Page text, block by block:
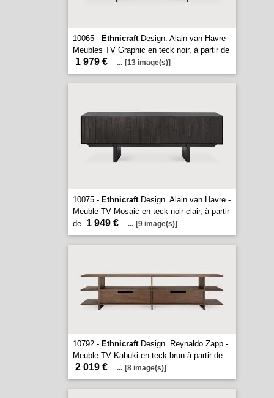
10065 - EthnicraftDesign. Alain van Havre -
Meubles TV Graphic en teck noir, à partir de
1 979 € ... [13 image(s)]
10075 - EthnicraftDesign. Alain van Havre -
Meuble TV Mosaic en teck noir clair, à partir
de 1 949 € ... [9 image(s)]
10792 - EthnicraftDesign. Reynaldo Zapp -
Meuble TV Kabuki en teck brun à partir de
2 019 € ... [8 image(s)]